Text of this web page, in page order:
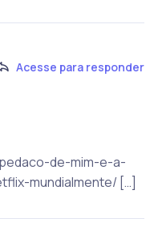
Acesse para responder
de-mim-e-a-
mundialmente/ […]